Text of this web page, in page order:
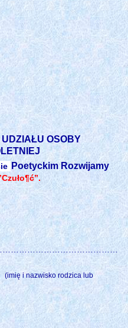
UDZIAŁU OSOBY
Poetyckim Rozwijamy
(imię i nazwisko rodzica lub